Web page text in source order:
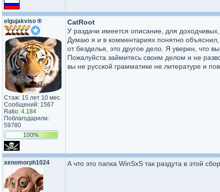
elgujakviso ®
Стаж: 15 лет 10 мес.
Сообщений: 1567
Ratio: 4.184
Поблагодарили:
59780
100%
CatRoot
У раздачи имеется описание, для
Думаю я и в комментариях понятно
от безделья, это другое дело. Я уверен,
Пожалуйста займитесь своим делом и не
вы не русской грамматике не литературе и
xenomorph1024 А что это папка WinSxS так раздута в этой